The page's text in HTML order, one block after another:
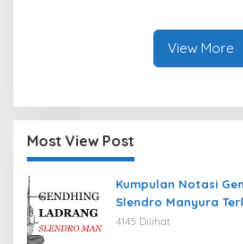
View More
Most View Post
Kumpulan Notasi
Slendro Manyura
4145 Dilihat